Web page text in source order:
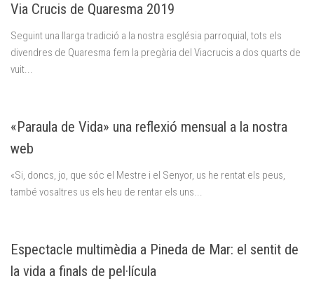
Via Crucis de Quaresma 2019
Seguint una llarga tradició a la nostra església parroquial, tots els
divendres de Quaresma fem la pregària del Viacrucis a dos quarts de
vuit...
«Paraula de Vida» una reflexió mensual a la nostra
web
«Si, doncs, jo, que sóc el Mestre i el Senyor, us he rentat els peus,
també vosaltres us els heu de rentar els uns...
Espectacle multimèdia a Pineda de Mar: el sentit de
la vida a finals de pel·lícula